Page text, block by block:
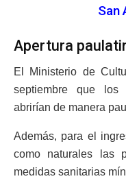
San
Apertura
El Ministerio de
septiembre que los
abrirían de manera
Además, para el
como naturales las
medidas sanitarias